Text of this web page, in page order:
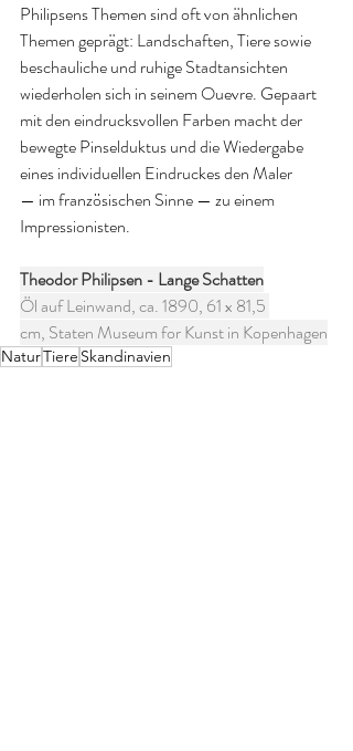
Philipsens Themen sind oft von ähnlichen
Themen geprägt: Landschaften, Tiere sowie
beschauliche und ruhige Stadtansichten
wiederholen sich in seinem Ouevre. Gepaart
mit den eindrucksvollen Farben macht der
bewegte Pinselduktus und die Wiedergabe
eines individuellen Eindruckes den Maler
— im französischen Sinne — zu einem
Impressionisten.
Theodor Philipsen - Lange Schatten
Öl auf Leinwand, ca. 1890, 61 x 81,5
cm, Staten Museum for Kunst in Kopenhagen
NaturTiere Skandinavien